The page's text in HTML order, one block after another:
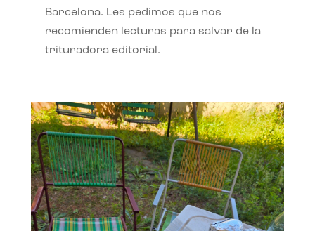
Barcelona. Les pedimos que nos
recomienden lecturas para salvar de la
trituradora editorial.